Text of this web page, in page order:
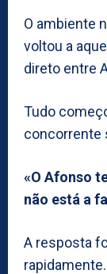
O ambiente
voltou a
direto entre
Tudo
concorrente
«O Afonso
não está a
A resposta